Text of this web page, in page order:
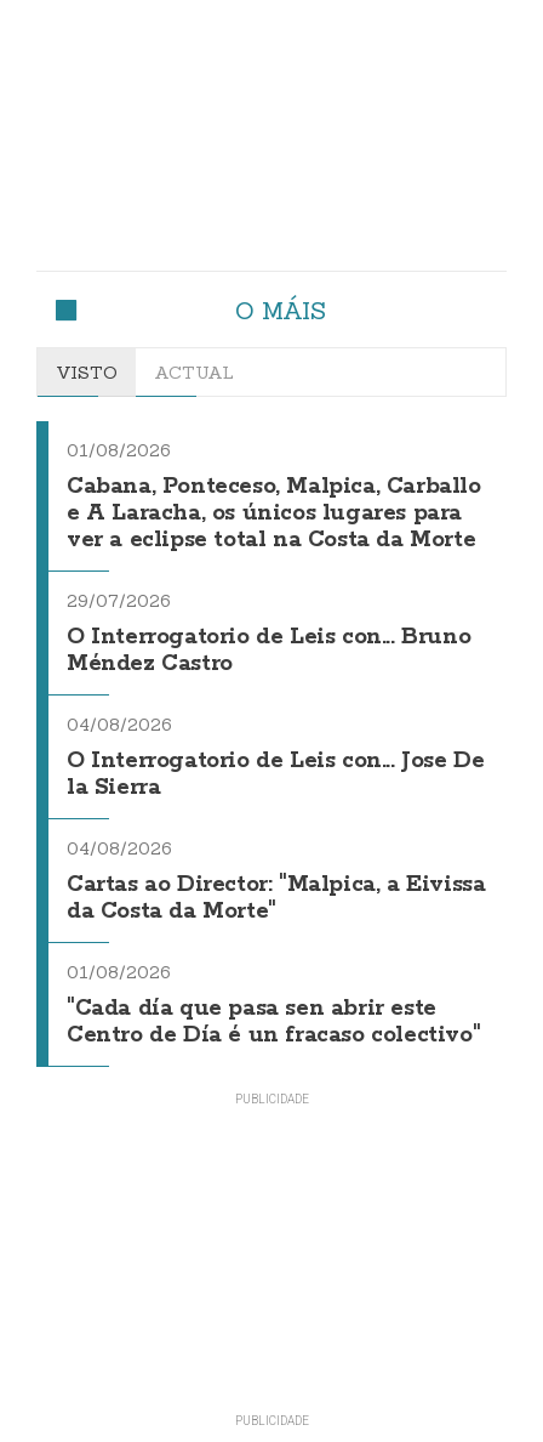
O MÁIS
VISTO ACTUAL
01/08/2026
Cabana, Ponteceso, Malpica, Carballo
e A Laracha, os únicos lugares para
ver a eclipse total na Costa da Morte
29/07/2026
O Interrogatorio de Leis con... Bruno
Méndez Castro
04/08/2026
O Interrogatorio de Leis con... Jose De
la Sierra
04/08/2026
Cartas ao Director: "Malpica, a Eivissa
da Costa da Morte"
01/08/2026
"Cada día que pasa sen abrir este
Centro de Día é un fracaso colectivo"